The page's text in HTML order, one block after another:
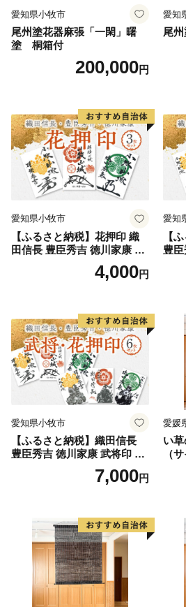
愛知県小牧市
尾州塗花器麻張「一閑」曙
塗 桐箱付
200,000円
愛知
尾
愛知県小牧市
【ふるさと納税】花押印 織
田信長 豊臣秀吉 徳川家康 3
枚 セット 戦国 武将 小牧山城
墨絵 龍画師 書道アーティス
牧市 お取り寄せ 送料無料
4,000円
愛知
【
豊
枚
小
愛
愛知県小牧市
【ふるさと納税】織田信長
豊臣秀吉 徳川家康 武将印 花
押印 6枚 セット イラスト 戦
国 武将 小牧山城 墨絵 龍画師
グッズ 愛知県 小牧市 お取り
寄せ 送料無料
7,000円
愛媛
い
（